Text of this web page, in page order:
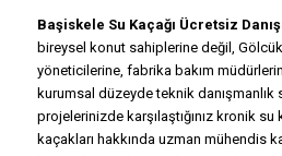
Başiskele Su Kaçağı Ücretsiz
bireysel konut sahiplerine değil,
yöneticilerine, fabrika bakım
kurumsal düzeyde teknik danışmanlık
projelerinizde karşılaştığınız kronik su
kaçakları hakkında uzman mühendis